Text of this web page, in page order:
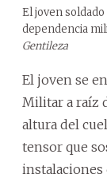
El joven
dependencia
Gentileza
El joven se
Militar a raíz
altura del
tensor que
instalaciones